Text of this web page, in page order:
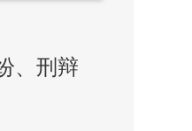
、刑辩